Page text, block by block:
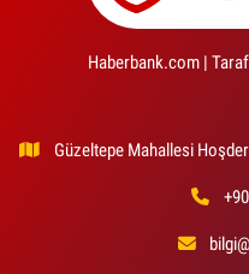
Haberbank.com |
Güzeltepe Mahallesi